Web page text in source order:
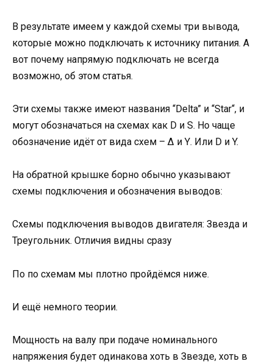
В результате имеем у каждой схемы три вывода,
которые можно подключать к источнику питания. А
вот почему напрямую подключать не всегда
возможно, об этом статья.
Эти схемы также имеют названия “Delta” и “Star“, и
могут обозначаться на схемах как D и S. Но чаще
обозначение идёт от вида схем – Δ и Υ. Или D и Y.
На обратной крышке борно обычно указывают
схемы подключения и обозначения выводов:
Схемы подключения выводов двигателя: Звезда и
Треугольник. Отличия видны сразу
По по схемам мы плотно пройдёмся ниже.
И ещё немного теории.
Мощность на валу при подаче номинального
напряжения будет одинакова хоть в Звезде, хоть в